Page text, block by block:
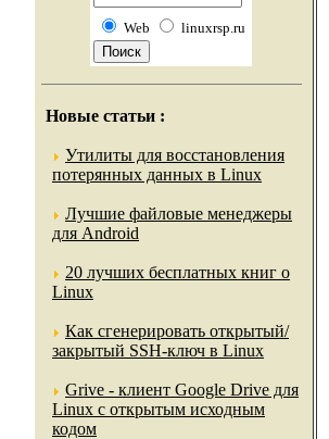
Web linuxrsp.ru
Новые статьи :
Утилиты для восстановления
потерянных данных в Linux
Лучшие файловые менеджеры
для Android
20 лучших бесплатных книг о
Linux
Как сгенерировать открытый/
закрытый SSH-ключ в Linux
Grive - клиент Google Drive для
Linux с открытым исходным
кодом